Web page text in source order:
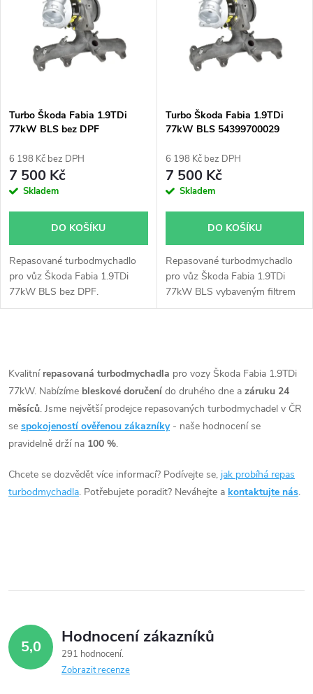
Turbo Škoda Fabia 1.9TDi
77kW BLS bez DPF
6 198 Kč bez DPH
7 500 Kč
Skladem
DO KOŠÍKU
Repasované turbodmychadlo
pro vůz Škoda Fabia 1.9TDi
77kW BLS bez DPF.
Turbo Škoda Fabia 1.9TDi
77kW BLS 54399700029
54399700072
6 198 Kč bez DPH
7 500 Kč
Skladem
DO KOŠÍKU
Repasované turbodmychadlo
pro vůz Škoda Fabia 1.9TDi
77kW BLS vybaveným filtrem
pevných částic(DPF).
v
l
á
a
v
k
Kvalitní repasovaná turbodmychadla pro vozy Škoda Fabia 1.9TDi
77kW. Nabízíme bleskové doručení do druhého dne a záruku 24
měsíců. Jsme největší prodejce repasovaných turbodmychadel v ČR
se spokojeností ověřenou zákazníky- naše hodnocení se
pravidelně drží na 100 %.
Chcete se dozvědět více informací? Podívejte se, jak probíhá repas
turbodmychadla. Potřebujete poradit? Neváhejte a kontaktujte nás.
5,0 Hodnocení zákazníků
291 hodnocení
Zobrazit recenze